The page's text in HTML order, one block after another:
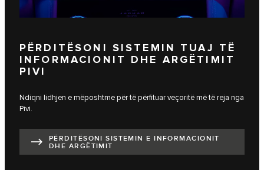
PËRDITËSONI SISTEMIN TUAJ TË
INFORMACIONIT DHE ARGËTIMIT
PIVI
Ndiqni lidhjen e mëposhtme për të përfituar veçoritë më të reja nga
Pivi.
PËRDITËSONI SISTEMIN E INFORMACIONIT
DHE ARGËTIMIT